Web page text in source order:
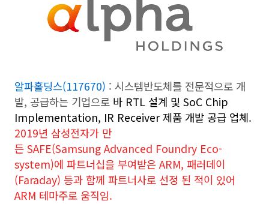
알파홀딩스(117670) : 시스템반도체를 전문적으로 개
발, 공급하는 기업으로 바 RTL 설계 및 SoC Chip
Implementation, IR Receiver 제품 개발 공급 업체.
2019년 삼성전자가 만
든 SAFE(Samsung Advanced Foundry Eco-
system)에 파트너십을 부여받은 ARM, 패러데이
(Faraday) 등과 함께 파트너사로 선정 된 적이 있어
ARM 테마주로 움직임.